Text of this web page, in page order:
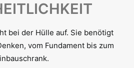
bei der Hülle auf. Sie benötigt
vom Fundament bis zum